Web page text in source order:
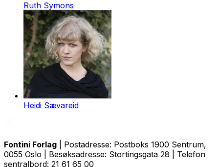
Ruth Symons
Heidi Sævareid
Fontini Forlag | Postadresse: Postboks 1900 Sentrum,
0055 Oslo | Besøksadresse: Stortingsgata 28 | Telefon
sentralbord: 21 61 65 00